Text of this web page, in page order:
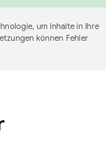
um Inhalte in Ihre
können Fehler